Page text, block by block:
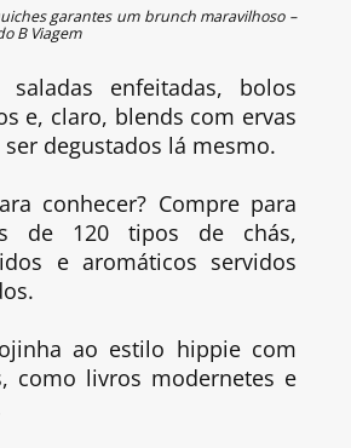
garantes um brunch maravilhoso –
B Viagem
saladas enfeitadas, bolos
e, claro, blends com ervas
degustados lá mesmo.
conhecer? Compre para
de 120 tipos de chás,
e aromáticos servidos
ao estilo hippie com
como livros modernetes e